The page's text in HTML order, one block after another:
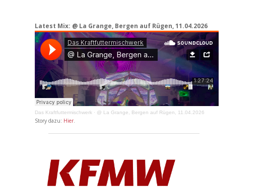
Latest Mix: @ La Grange, Bergen auf Rügen, 11.04.2026
Das Kraftfuttermischwerk · @ La Grange, Bergen auf Rügen, 11.04.2026
Story dazu: Hier.